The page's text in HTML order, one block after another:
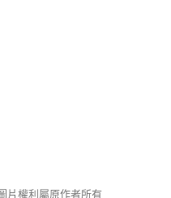
片權利屬原作者所有